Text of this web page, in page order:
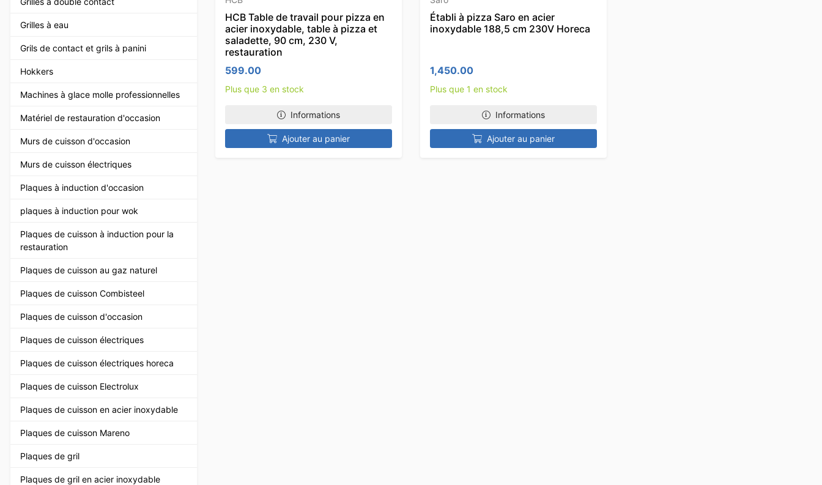
Grilles à eau
Grils de contact et grils à panini
Hokkers
Machines à glace molle professionnelles
Matériel de restauration d'occasion
Murs de cuisson d'occasion
Murs de cuisson électriques
Plaques à induction d'occasion
plaques à induction pour wok
Plaques de cuisson à induction pour la
restauration
Plaques de cuisson au gaz naturel
Plaques de cuisson Combisteel
Plaques de cuisson d'occasion
Plaques de cuisson électriques
Plaques de cuisson électriques horeca
Plaques de cuisson Electrolux
Plaques de cuisson en acier inoxydable
Plaques de cuisson Mareno
Plaques de gril
Plaques de gril en acier inoxydable
HCB Table de travail pour pizza en
acier inoxydable, table à pizza et
saladette, 90 cm, 230 V,
restauration
599.00
Plus que 3 en stock
Informations
Ajouter au panier
Établi à pizza Saro en acier
inoxydable 188,5 cm 230V Horeca
1,450.00
Plus que 1 en stock
Informations
Ajouter au panier